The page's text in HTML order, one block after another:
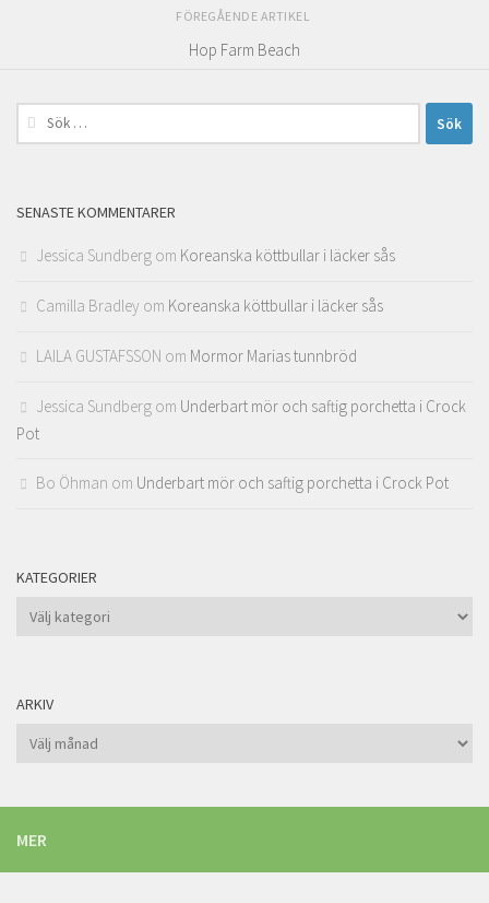
FÖREGÅENDE ARTIKEL
Hop Farm Beach
Sök
efter:
SENASTE KOMMENTARER
Jessica Sundberg om Koreanska köttbullar i läcker sås
Camilla Bradley om Koreanska köttbullar i läcker sås
LAILA GUSTAFSSON om Mormor Marias tunnbröd
Jessica Sundberg om Underbart mör och saftig porchetta i Crock
Pot
Bo Öhman om Underbart mör och saftig porchetta i Crock Pot
KATEGORIER
Kategorier
ARKIV
Arkiv
MER